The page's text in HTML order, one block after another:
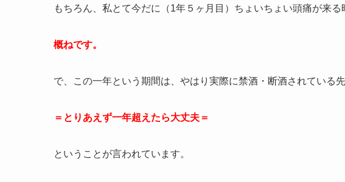
もちろん、私とて今だに（1年５ヶ月目）ちょいちょい頭痛が来
概ねです。
で、この一年という期間は、やはり実際に禁酒・断酒されている
＝とりあえず一年超えたら大丈夫＝
ということが言われています。